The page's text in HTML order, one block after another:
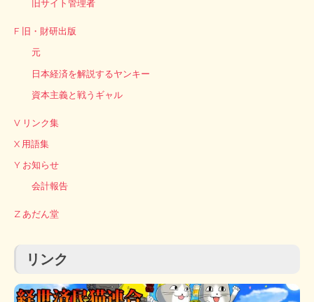
旧サイト管理者
F 旧・財研出版
元
日本経済を解説するヤンキー
資本主義と戦うギャル
V リンク集
X 用語集
Y お知らせ
会計報告
Z あだん堂
リンク